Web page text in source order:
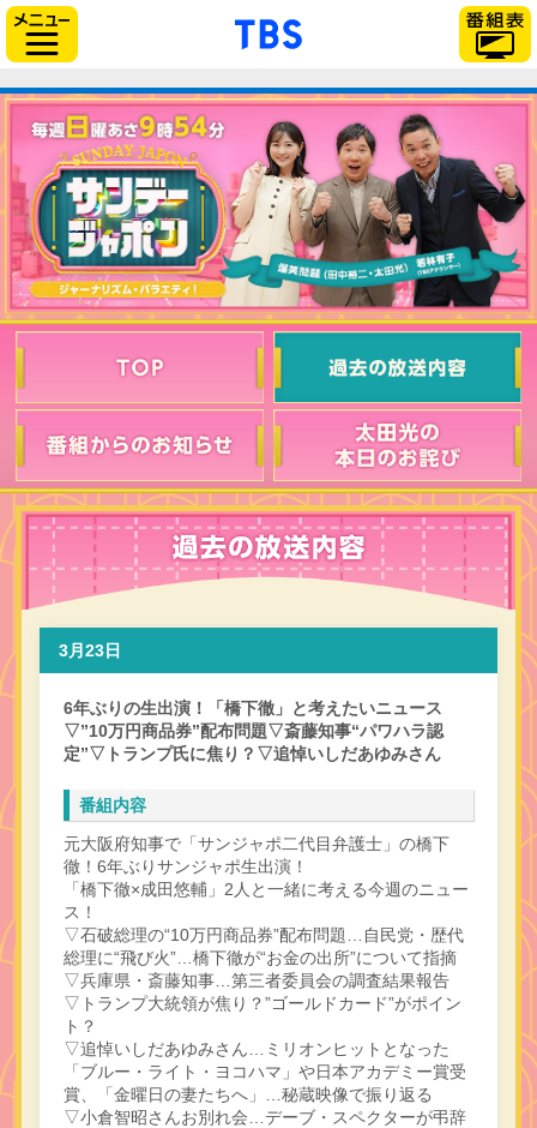
「TBSテレビ」トップ
3月23日
6年ぶりの生出演！「橋下徹」と考えたいニュース
▽”10万円商品券”配布問題▽斎藤知事“パワハラ認
定”▽トランプ氏に焦り？▽追悼いしだあゆみさん
番組内容
元大阪府知事で「サンジャポ二代目弁護士」の橋下
徹！6年ぶりサンジャポ生出演！
「橋下徹×成田悠輔」2人と一緒に考える今週のニュー
ス！
▽石破総理の“10万円商品券”配布問題…自民党・歴代
総理に“飛び火”…橋下徹が“お金の出所”について指摘
▽兵庫県・斎藤知事…第三者委員会の調査結果報告
▽トランプ大統領が焦り？”ゴールドカード”がポイン
ト？
▽追悼いしだあゆみさん…ミリオンヒットとなった
「ブルー・ライト・ヨコハマ」や日本アカデミー賞受
賞、「金曜日の妻たちへ」…秘蔵映像で振り返る
▽小倉智昭さんお別れ会…デーブ・スペクターが弔辞